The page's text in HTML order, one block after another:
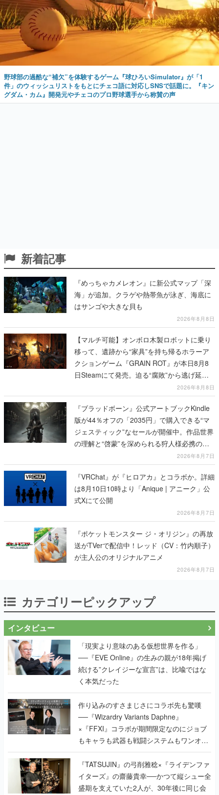
野球部の過酷な“補欠”を体験するゲーム『球ひろいSimulator』が「1
件」のウィッシュリストをもとにチェコ語に対応しSNSで話題に。『キン
グダム・カム』開発元やチェコのプロ野球選手から称賛の声
新着記事
『めっちゃカメレオン』に新公式マップ「深
海」が追加。クラゲや熱帯魚が泳ぎ、海底に
はサンゴや大きな貝も
2026年8月8日
【マルチ可能】オンボロ木製ロボットに乗り
移って、遺跡から“家具”を持ち帰るホラーア
クションゲーム『GRAIN ROT』が本日8月8
日Steamにて発売。迫る“腐敗”から逃げ延
2026年8月8日
『ブラッドボーン』公式アートブックKindle
版が44％オフの「2035円」で購入できる“マ
ジェスティック”なセールが開催中。作品世界
の理解と“啓蒙”を深められる狩人様必携の一
2026年8月7日
『VRChat』が『ヒロアカ』とコラボか。詳細
は8月10日10時より「Anique | アニーク」公
式Xにて公開
2026年8月7日
『ポケットモンスター ジ・オリジン』の再放
送がTVerで配信中！レッド（CV：竹内順子）
が主人公のオリジナルアニメ
2026年8月7日
カテゴリーピックアップ
インタビュー
「現実より意味のある仮想世界を作る」
──『EVE Online』の生みの親が18年掲げ
続ける”クレイジーな宣言”は、比喩ではな
く本気だった
作り込みのすさまじさにコラボ先も驚嘆
──『Wizardry Variants Daphne』
×『FFXI』コラボが期間限定なのにジョブ
もキャラも武器も戦闘システムもワンオフ
で作り込まれた理由を両ディレクターに聞
く
『TATSUJIN』の弓削雅稔×『ライデンファ
イターズ』の齋藤貴幸──かつて縦シュー全
盛期を支えていた2人が、30年後に同じ会